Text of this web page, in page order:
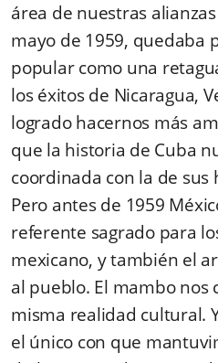
área de nuestras
mayo de 1959, quedaba
popular como una
los éxitos de Nicaragua,
logrado hacernos más
que la historia de Cuba
coordinada con la de
Pero antes de 1959
referente sagrado para
mexicano, y también el
al pueblo. El mambo nos
misma realidad cultural.
el único con que